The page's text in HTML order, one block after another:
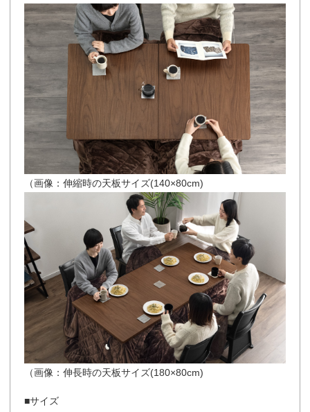
（画像：伸縮時の天板サイズ(140×80cm)
（画像：伸長時の天板サイズ(180×80cm)
■サイズ